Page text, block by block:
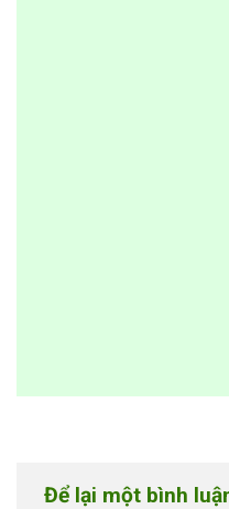
Để lại một bình